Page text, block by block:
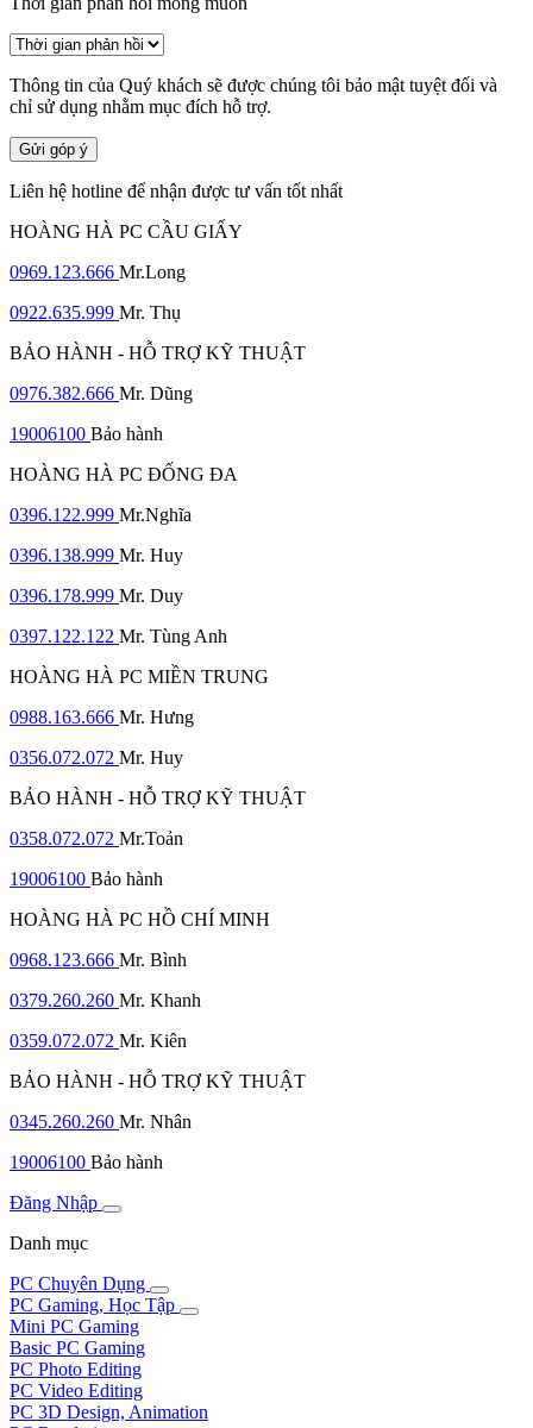
Thông tin của Quý khách sẽ được chúng tôi bảo mật tuyệt đối và
chỉ sử dụng nhằm mục đích hỗ trợ.
Gửi góp ý
Liên hệ hotline để nhận được tư vấn tốt nhất
HOÀNG HÀ PC CẦU GIẤY
0969.123.666 Mr.Long
0922.635.999 Mr. Thụ
BẢO HÀNH - HỖ TRỢ KỸ THUẬT
0976.382.666 Mr. Dũng
19006100 Bảo hành
HOÀNG HÀ PC ĐỐNG ĐA
0396.122.999 Mr.Nghĩa
0396.138.999 Mr. Huy
0396.178.999 Mr. Duy
0397.122.122 Mr. Tùng Anh
HOÀNG HÀ PC MIỀN TRUNG
0988.163.666 Mr. Hưng
0356.072.072 Mr. Huy
BẢO HÀNH - HỖ TRỢ KỸ THUẬT
0358.072.072 Mr.Toản
19006100 Bảo hành
HOÀNG HÀ PC HỒ CHÍ MINH
0968.123.666 Mr. Bình
0379.260.260 Mr. Khanh
0359.072.072 Mr. Kiên
BẢO HÀNH - HỖ TRỢ KỸ THUẬT
0345.260.260 Mr. Nhân
19006100 Bảo hành
Đăng Nhập
Danh mục
PC Chuyên Dụng
PC Gaming, Học Tập
Mini PC Gaming
Basic PC Gaming
PC Photo Editing
PC Video Editing
PC 3D Design, Animation